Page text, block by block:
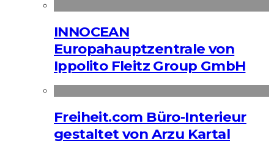
INNOCEAN
Europahauptzentrale von
Ippolito Fleitz Group GmbH
Freiheit.com Büro-Interieur
gestaltet von Arzu Kartal